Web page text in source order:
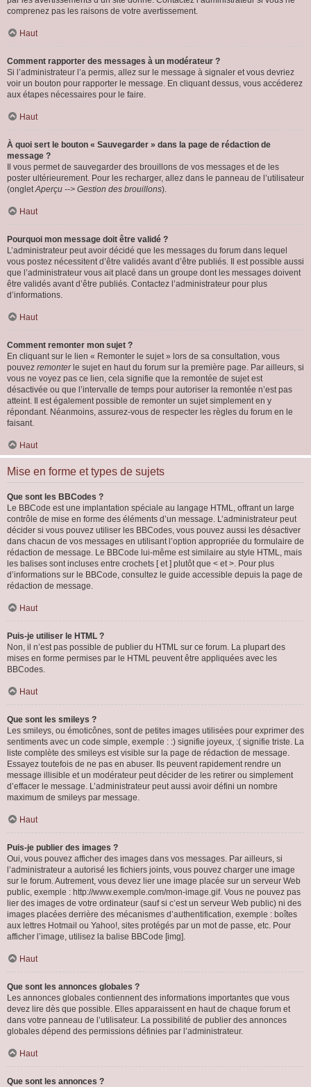
comprenez pas les raisons de votre avertissement.
Haut
Comment rapporter des messages à un modérateur ?
Si l’administrateur l’a permis, allez sur le message à signaler et vous devriez
voir un bouton pour rapporter le message. En cliquant dessus, vous accéderez
aux étapes nécessaires pour le faire.
Haut
À quoi sert le bouton « Sauvegarder » dans la page de rédaction de
message ?
Il vous permet de sauvegarder des brouillons de vos messages et de les
poster ultérieurement. Pour les recharger, allez dans le panneau de l’utilisateur
(ongletAperçu --> Gestion des brouillons).
Haut
Pourquoi mon message doit être validé ?
L’administrateur peut avoir décidé que les messages du forum dans lequel
vous postez nécessitent d’être validés avant d’être publiés. Il est possible aussi
que l’administrateur vous ait placé dans un groupe dont les messages doivent
être validés avant d’être publiés. Contactez l’administrateur pour plus
d’informations.
Haut
Comment remonter mon sujet ?
En cliquant sur le lien « Remonter le sujet » lors de sa consultation, vous
pouvez remonterle sujet en haut du forum sur la première page. Par ailleurs, si
vous ne voyez pas ce lien, cela signifie que la remontée de sujet est
désactivée ou que l’intervalle de temps pour autoriser la remontée n’est pas
atteint. Il est également possible de remonter un sujet simplement en y
répondant. Néanmoins, assurez-vous de respecter les règles du forum en le
faisant.
Haut
Mise en forme et types de sujets
Que sont les BBCodes ?
Le BBCode est une implantation spéciale au langage HTML, offrant un large
contrôle de mise en forme des éléments d’un message. L’administrateur peut
décider si vous pouvez utiliser les BBCodes, vous pouvez aussi les désactiver
dans chacun de vos messages en utilisant l’option appropriée du formulaire de
rédaction de message. Le BBCode lui-même est similaire au style HTML, mais
les balises sont incluses entre crochets [ et ] plutôt que < et >. Pour plus
d’informations sur le BBCode, consultez le guide accessible depuis la page de
rédaction de message.
Haut
Puis-je utiliser le HTML ?
Non, il n’est pas possible de publier du HTML sur ce forum. La plupart des
mises en forme permises par le HTML peuvent être appliquées avec les
BBCodes.
Haut
Que sont les smileys ?
Les smileys, ou émoticônes, sont de petites images utilisées pour exprimer des
sentiments avec un code simple, exemple : :) signifie joyeux, :( signifie triste. La
liste complète des smileys est visible sur la page de rédaction de message.
Essayez toutefois de ne pas en abuser. Ils peuvent rapidement rendre un
message illisible et un modérateur peut décider de les retirer ou simplement
d’effacer le message. L’administrateur peut aussi avoir défini un nombre
maximum de smileys par message.
Haut
Puis-je publier des images ?
Oui, vous pouvez afficher des images dans vos messages. Par ailleurs, si
l’administrateur a autorisé les fichiers joints, vous pouvez charger une image
sur le forum. Autrement, vous devez lier une image placée sur un serveur Web
public, exemple : http://www.exemple.com/mon-image.gif. Vous ne pouvez pas
lier des images de votre ordinateur (sauf si c’est un serveur Web public) ni des
images placées derrière des mécanismes d’authentification, exemple : boîtes
aux lettres Hotmail ou Yahoo!, sites protégés par un mot de passe, etc. Pour
afficher l’image, utilisez la balise BBCode [img].
Haut
Que sont les annonces globales ?
Les annonces globales contiennent des informations importantes que vous
devez lire dès que possible. Elles apparaissent en haut de chaque forum et
dans votre panneau de l’utilisateur. La possibilité de publier des annonces
globales dépend des permissions définies par l’administrateur.
Haut
Que sont les annonces ?